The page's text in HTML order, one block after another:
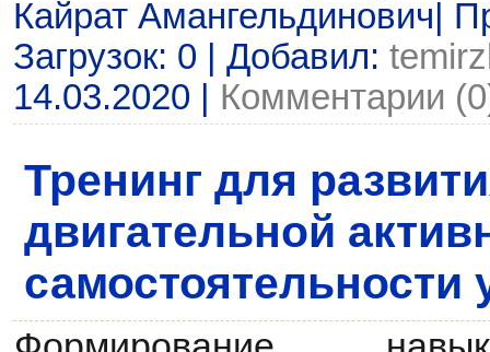
Кайрат Амангельдинович|
Загрузок: 0 | Добавил:
14.03.2020
Комментарии
Тренинг для
двигательной
самостоятельности